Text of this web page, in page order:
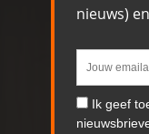
nieuws)
Ik geef